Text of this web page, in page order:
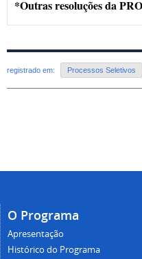
*Outras resoluções da
registrado em: Processos Seletivos
O Programa
Apresentação
Histórico do Programa